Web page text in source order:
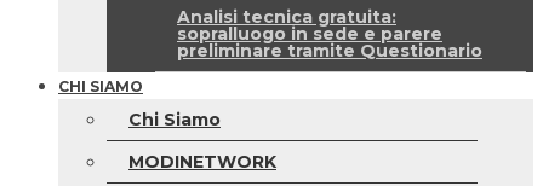
Analisi tecnica gratuita:
sopralluogo in sede e parere
preliminare tramite Questionario
CHI SIAMO
Chi Siamo
MODINETWORK